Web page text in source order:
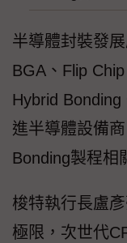
半導體封裝發
BGA、Flip
Hybrid
進半導體設備
Bonding製程相
梭特執行長盧
極限，次世代